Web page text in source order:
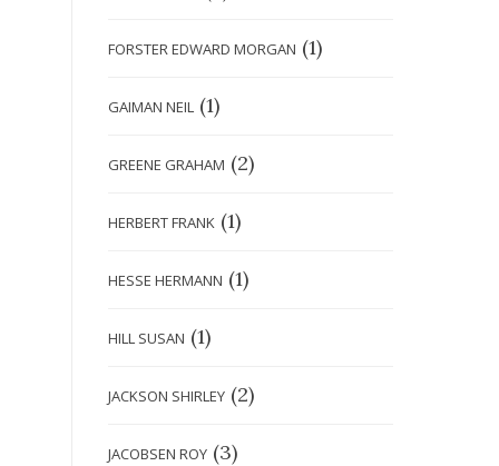
FORSTER EDWARD MORGAN (1)
GAIMAN NEIL (1)
GREENE GRAHAM (2)
HERBERT FRANK (1)
HESSE HERMANN (1)
HILL SUSAN (1)
JACKSON SHIRLEY (2)
JACOBSEN ROY (3)